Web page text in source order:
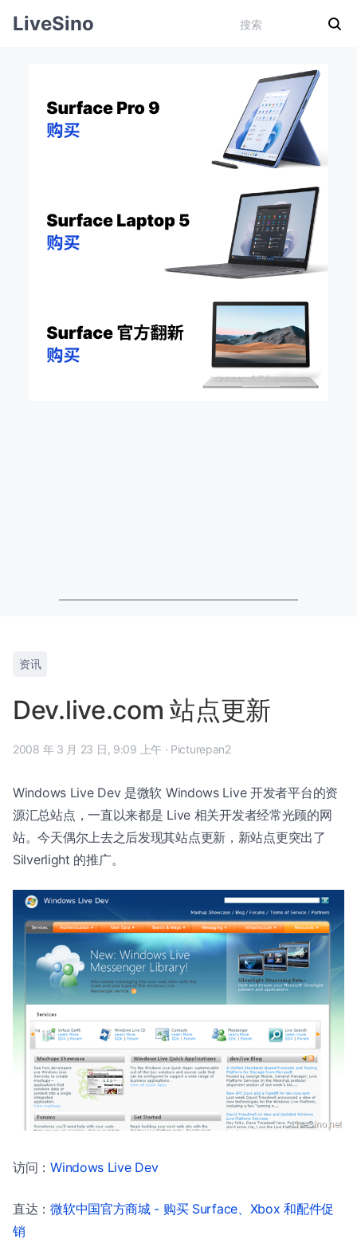
LiveSino
资讯
Dev.live.com 站点更新
2008 年 3 月 23 日, 9:09 上午 · Picturepan2
Windows Live Dev 是微软 Windows Live 开发者平台的资
源汇总站点，一直以来都是 Live 相关开发者经常光顾的网
站。今天偶尔上去之后发现其站点更新，新站点更突出了
Silverlight 的推广。
访问：Windows Live Dev
直达：微软中国官方商城 - 购买 Surface、Xbox 和配件促
销